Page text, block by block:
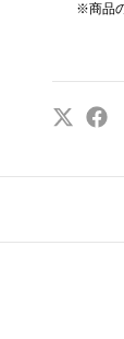
※商品